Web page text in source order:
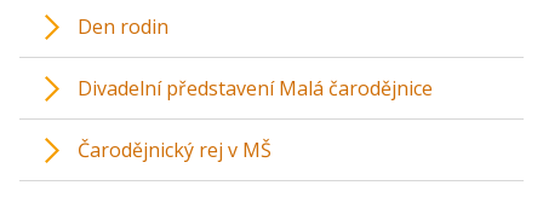
Den rodin
Divadelní představení Malá čarodějnice
Čarodějnický rej v MŠ